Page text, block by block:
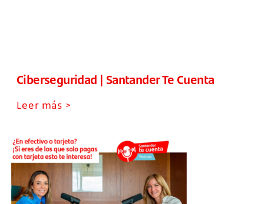
Ciberseguridad | Santander Te Cuenta
Leer más >